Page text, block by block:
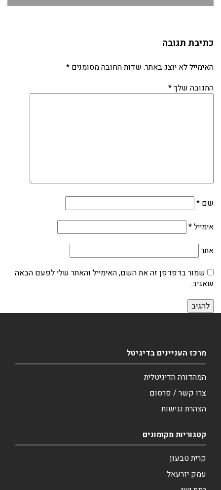
כתיבת תגובה
האימייל לא יוצג באתר. שדות החובה מסומנים *
התגובה שלך*
שם *
אימייל*
אתר
שמור בדפדפן זה את השם, האימייל והאתר שלי לפעם הבאה
שאגיב.
מרכז העניינים בדיגיטל
המהדורה הדיגיטלית
צרו קשר / פרסום
הצהרת נגישות
קטגוריות מקומונים
קרית טבעון
עמק יזרעאל